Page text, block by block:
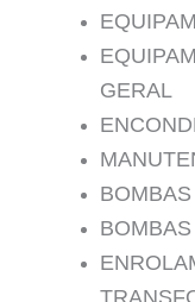
GERAL